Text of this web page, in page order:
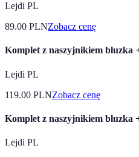
Lejdi PL
89.00 PLNZobacz cenę
Komplet z naszyjnikiem bluzka
Lejdi PL
119.00 PLNZobacz cenę
Komplet z naszyjnikiem bluzka
Lejdi PL